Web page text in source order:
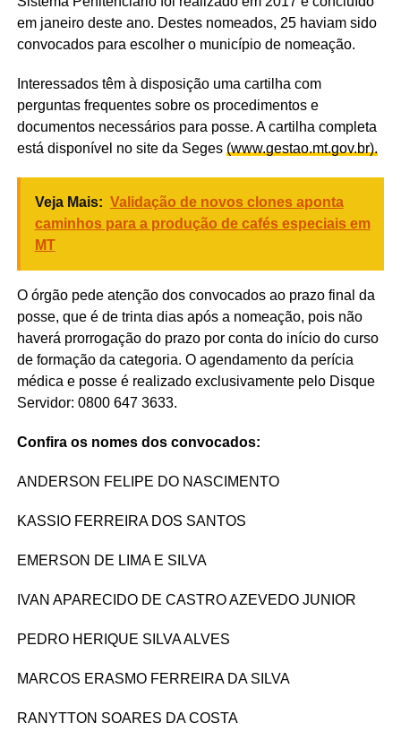
em janeiro deste ano. Destes nomeados, 25 haviam sido
convocados para escolher o município de nomeação.
Interessados têm à disposição uma cartilha com
perguntas frequentes sobre os procedimentos e
documentos necessários para posse. A cartilha completa
está disponível no site da Seges (www.gestao.mt.gov.br).
Veja Mais: Validação de novos clones aponta
caminhos para a produção de cafés especiais em
MT
O órgão pede atenção dos convocados ao prazo final da
posse, que é de trinta dias após a nomeação, pois não
haverá prorrogação do prazo por conta do início do curso
de formação da categoria. O agendamento da perícia
médica e posse é realizado exclusivamente pelo Disque
Servidor: 0800 647 3633.
Confira os nomes dos convocados:
ANDERSON FELIPE DO NASCIMENTO
KASSIO FERREIRA DOS SANTOS
EMERSON DE LIMA E SILVA
IVAN APARECIDO DE CASTRO AZEVEDO JUNIOR
PEDRO HERIQUE SILVA ALVES
MARCOS ERASMO FERREIRA DA SILVA
RANYTTON SOARES DA COSTA